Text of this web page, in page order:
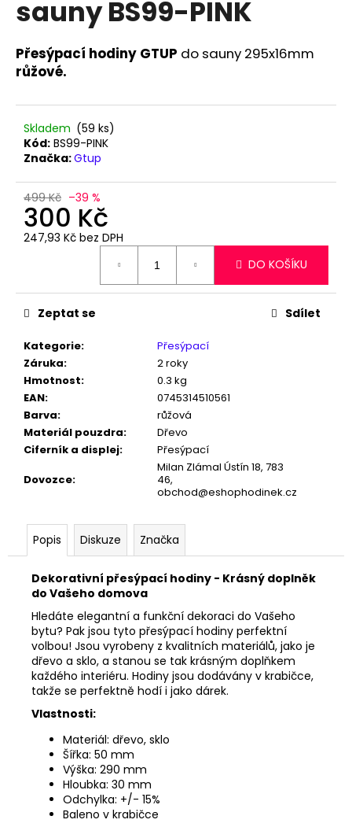
sauny BS99-PINK
Přesýpací hodiny GTUP do sauny 295x16mm
růžové.
Skladem (59 ks)
Kód: BS99-PINK
Značka:Gtup
499 Kč –39 %
300 Kč
247,93 Kč bez DPH
DO KOŠÍKU
Kategorie:
Přesýpací
Záruka:
2 roky
Hmotnost:
0.3 kg
EAN:
0745314510561
Barva:
růžová
Materiál pouzdra:
Dřevo
Ciferník a displej:
Přesýpací
Dovozce:
Milan Zlámal Ústín 18, 783
46,
obchod@eshophodinek.cz
Zeptat se Sdílet
Popis Diskuze Značka
Dekorativní přesýpací hodiny - Krásný doplněk
do Vašeho domova
Hledáte elegantní a funkční dekoraci do Vašeho
bytu? Pak jsou tyto přesýpací hodiny perfektní
volbou! Jsou vyrobeny z kvalitních materiálů, jako je
dřevo a sklo, a stanou se tak krásným doplňkem
každého interiéru. Hodiny jsou dodávány v krabičce,
takže se perfektně hodí i jako dárek.
Vlastnosti:
Materiál: dřevo, sklo
Šířka: 50 mm
Výška: 290 mm
Hloubka: 30 mm
Odchylka: +/- 15%
Baleno v krabičce
a
í
t
?
HLEDAT
u
č
u
e
m
e
HODINKY
KROKOMĚREM
GT-
1150B
899
Kč
Původně:
299